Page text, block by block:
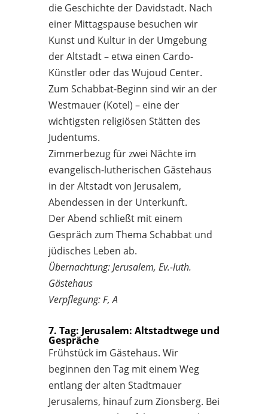
die Geschichte der Davidstadt. Nach
einer Mittagspause besuchen wir
Kunst und Kultur in der Umgebung
der Altstadt – etwa einen Cardo-
Künstler oder das Wujoud Center.
Zum Schabbat-Beginn sind wir an der
Westmauer (Kotel) – eine der
wichtigsten religiösen Stätten des
Judentums.
Zimmerbezug für zwei Nächte im
evangelisch-lutherischen Gästehaus
in der Altstadt von Jerusalem,
Abendessen in der Unterkunft.
Der Abend schließt mit einem
Gespräch zum Thema Schabbat und
jüdisches Leben ab.
Übernachtung: Jerusalem, Ev.-luth.
Gästehaus
Verpflegung: F, A
7. Tag: Jerusalem: Altstadtwege und
Gespräche
Frühstück im Gästehaus. Wir
beginnen den Tag mit einem Weg
entlang der alten Stadtmauer
Jerusalems, hinauf zum Zionsberg. Bei